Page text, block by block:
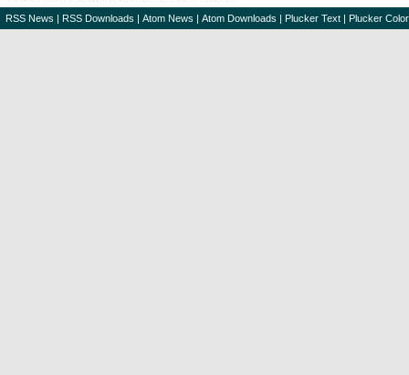
RSS News | RSS Downloads | Atom News | Atom Downloads | Plucker Text | Plucker Color